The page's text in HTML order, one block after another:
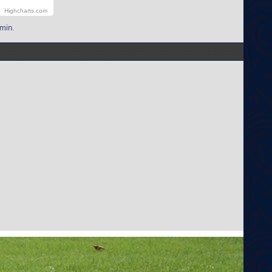
Highcharts.com